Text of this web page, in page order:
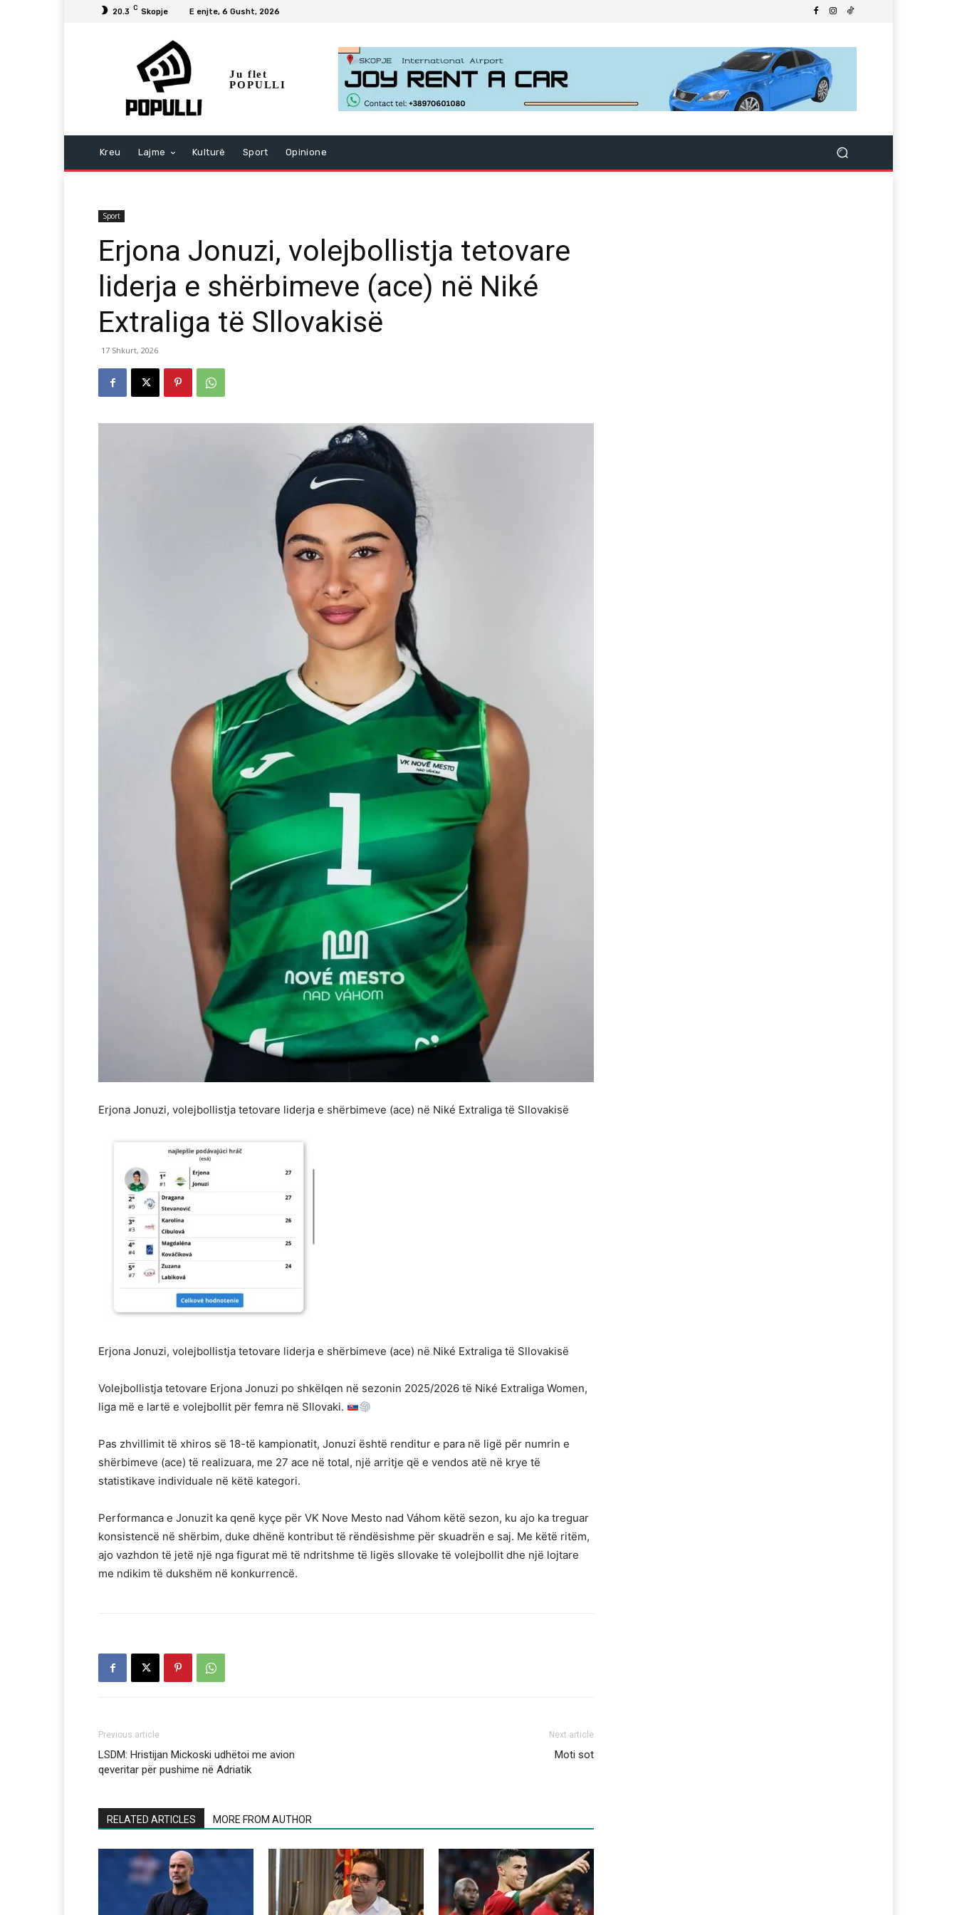
20.3 C Skopje E enjte, 6 Gusht, 2026
Ju flet
POPULLI
Kreu Lajme Kulturë Sport Opinione
Sport
Erjona Jonuzi, volejbollistja tetovare
liderja e shërbimeve (ace) në Niké
Extraliga të Sllovakisë
17 Shkurt, 2026
Erjona Jonuzi, volejbollistja tetovare liderja e shërbimeve (ace) në Niké Extraliga të Sllovakisë
Erjona Jonuzi, volejbollistja tetovare liderja e shërbimeve (ace) në Niké Extraliga të Sllovakisë
Volejbollistja tetovare Erjona Jonuzi po shkëlqen në sezonin 2025/2026 të Niké Extraliga Women,
liga më e lartë e volejbollit për femra në Sllovaki.
Pas zhvillimit të xhiros së 18-të kampionatit, Jonuzi është renditur e para në ligë për numrin e
shërbimeve (ace) të realizuara, me 27 ace në total, një arritje që e vendos atë në krye të
statistikave individuale në këtë kategori.
Performanca e Jonuzit ka qenë kyçe për VK Nove Mesto nad Váhom këtë sezon, ku ajo ka treguar
konsistencë në shërbim, duke dhënë kontribut të rëndësishme për skuadrën e saj. Me këtë ritëm,
ajo vazhdon të jetë një nga figurat më të ndritshme të ligës sllovake të volejbollit dhe një lojtare
me ndikim të dukshëm në konkurrencë.
Previous article
LSDM: Hristijan Mickoski udhëtoi me avion
qeveritar për pushime në Adriatik
Next article
Moti sot
RELATED ARTICLES MORE FROM AUTHOR